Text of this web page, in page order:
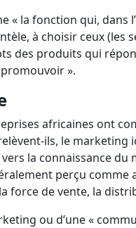
« la fonction qui, dans
à choisir ceux (les
des produits qui
».
africaines ont
ils, le
la connaissance du
perçu
force de vente, la
ou d’une «